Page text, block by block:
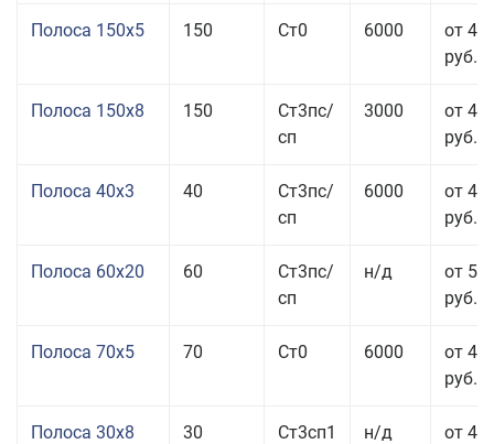
Полоса 150x5 150 Ст0 6000
от 46
руб.
Полоса 150x8 150
Ст3пс/
сп
3000
от 42
руб.
Полоса 40x3 40
Ст3пс/
сп
6000
от 46
руб.
Полоса 60x20 60
Ст3пс/
сп
н/д
от 53
руб.
Полоса 70x5 70 Ст0 6000
от 45
руб.
Полоса 30x8 30 Ст3сп1 н/д
от 44